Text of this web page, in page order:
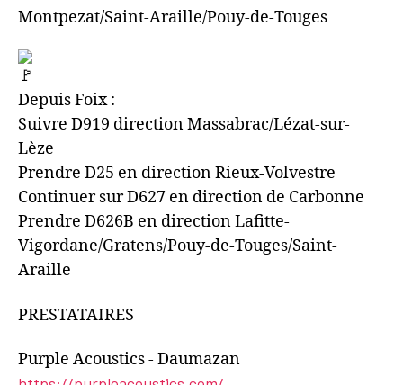
Montpezat/Saint-Araille/Pouy-de-Touges
Depuis Foix :
Suivre D919 direction Massabrac/Lézat-sur-
Lèze
Prendre D25 en direction Rieux-Volvestre
Continuer sur D627 en direction de Carbonne
Prendre D626B en direction Lafitte-
Vigordane/Gratens/Pouy-de-Touges/Saint-
Araille
PRESTATAIRES
Purple Acoustics - Daumazan